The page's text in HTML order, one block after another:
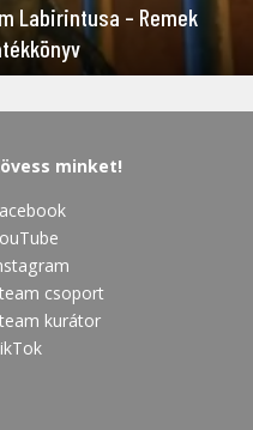
Labirintusa – Remek
minket!
csoport
kurátor